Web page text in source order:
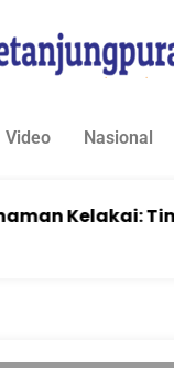
Video Nasional
Tim